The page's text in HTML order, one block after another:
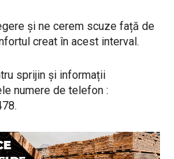
și ne cerem scuze față de
creat în acest interval.
sprijin și informații
numere de telefon :